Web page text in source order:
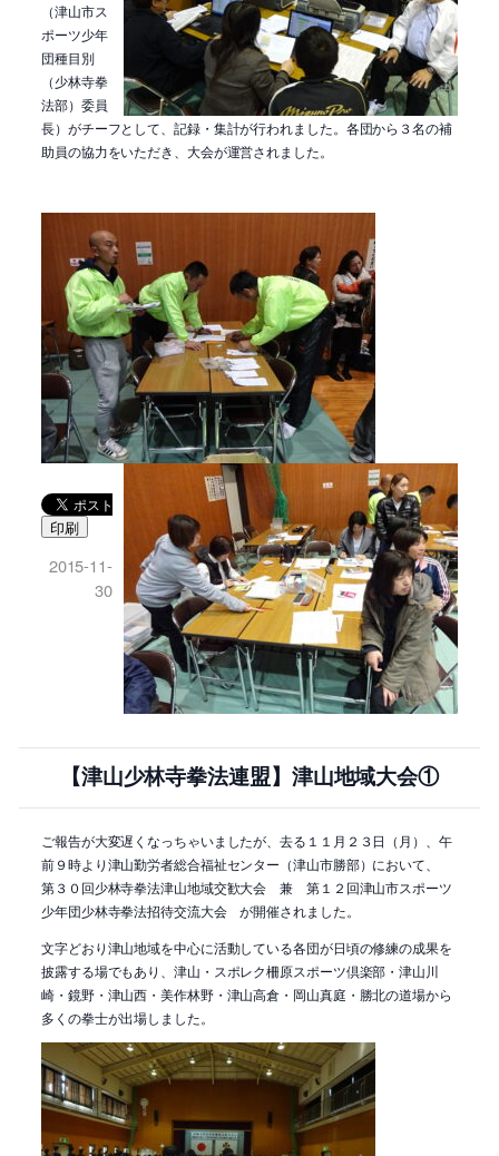
（津山市ス
ポーツ少年
団種目別
（少林寺拳
法部）委員
長）がチーフとして、記録・集計が行われました。各団から３名の補
助員の協力をいただき、大会が運営されました。
印刷
2015-11-
30
【津山少林寺拳法連盟】津山地域大会①
ご報告が大変遅くなっちゃいましたが、去る１１月２３日（月）、午
前９時より津山勤労者総合福祉センター（津山市勝部）において、
第３０回少林寺拳法津山地域交歓大会 兼 第１２回津山市スポーツ
少年団少林寺拳法招待交流大会 が開催されました。
文字どおり津山地域を中心に活動している各団が日頃の修練の成果を
披露する場でもあり、津山・スポレク柵原スポーツ倶楽部・津山川
崎・鏡野・津山西・美作林野・津山高倉・岡山真庭・勝北の道場から
多くの拳士が出場しました。